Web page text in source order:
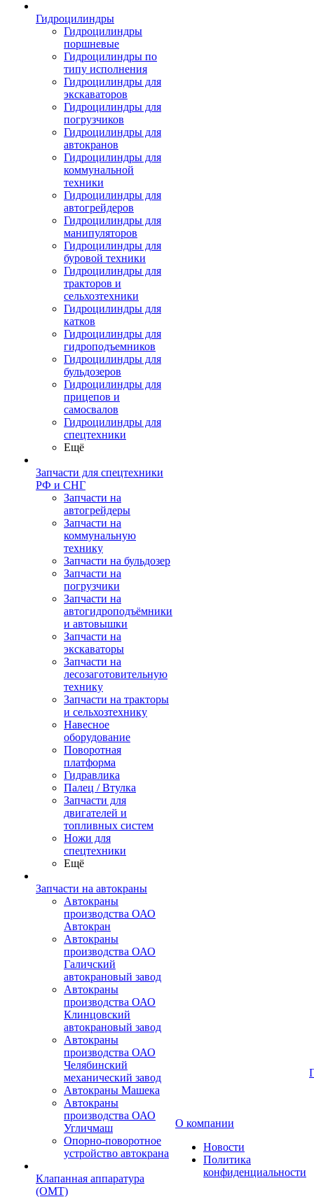
Гидроцилиндры
Гидроцилиндры
поршневые
Гидроцилиндры по
типу исполнения
Гидроцилиндры для
экскаваторов
Гидроцилиндры для
погрузчиков
Гидроцилиндры для
автокранов
Гидроцилиндры для
коммунальной
техники
Гидроцилиндры для
автогрейдеров
Гидроцилиндры для
манипуляторов
Гидроцилиндры для
буровой техники
Гидроцилиндры для
тракторов и
сельхозтехники
Гидроцилиндры для
катков
Гидроцилиндры для
гидроподъемников
Гидроцилиндры для
бульдозеров
Гидроцилиндры для
прицепов и
самосвалов
Гидроцилиндры для
спецтехники
Ещё
Запчасти для спецтехники
РФ и СНГ
Запчасти на
автогрейдеры
Запчасти на
коммунальную
технику
Запчасти на бульдозер
Запчасти на
погрузчики
Запчасти на
автогидроподъёмники
и автовышки
Запчасти на
экскаваторы
Запчасти на
лесозаготовительную
технику
Запчасти на тракторы
и сельхозтехнику
Навесное
оборудование
Поворотная
платформа
Гидравлика
Палец / Втулка
Запчасти для
двигателей и
топливных систем
Ножи для
спецтехники
Ещё
Запчасти на автокраны
Автокраны
производства ОАО
Автокран
Автокраны
производства ОАО
Галичский
автокрановый завод
Автокраны
производства ОАО
Клинцовский
автокрановый завод
Автокраны
производства ОАО
Челябинский
механический завод
Автокраны Машека
Автокраны
производства ОАО
Угличмаш
Опорно-поворотное
устройство автокрана
Клапанная аппаратура
(OMT)
О компании
Новости
Политика
конфиденциальности